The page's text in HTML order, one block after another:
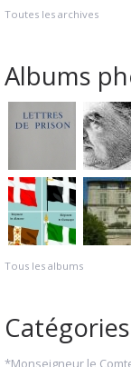
Toutes les archives
Albums
Tous les albums
Catégories
*Monseigneur le